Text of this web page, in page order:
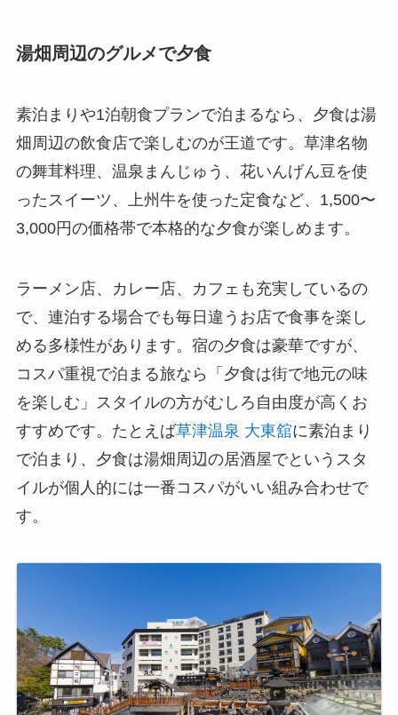
湯畑周辺のグルメで夕食
素泊まりや1泊朝食プランで泊まるなら、夕食は湯
畑周辺の飲食店で楽しむのが王道です。草津名物
の舞茸料理、温泉まんじゅう、花いんげん豆を使
ったスイーツ、上州牛を使った定食など、1,500〜
3,000円の価格帯で本格的な夕食が楽しめます。
ラーメン店、カレー店、カフェも充実しているの
で、連泊する場合でも毎日違うお店で食事を楽し
める多様性があります。宿の夕食は豪華ですが、
コスパ重視で泊まる旅なら「夕食は街で地元の味
を楽しむ」スタイルの方がむしろ自由度が高くお
すすめです。たとえば草津温泉 大東舘に素泊まり
で泊まり、夕食は湯畑周辺の居酒屋でというスタ
イルが個人的には一番コスパがいい組み合わせで
す。